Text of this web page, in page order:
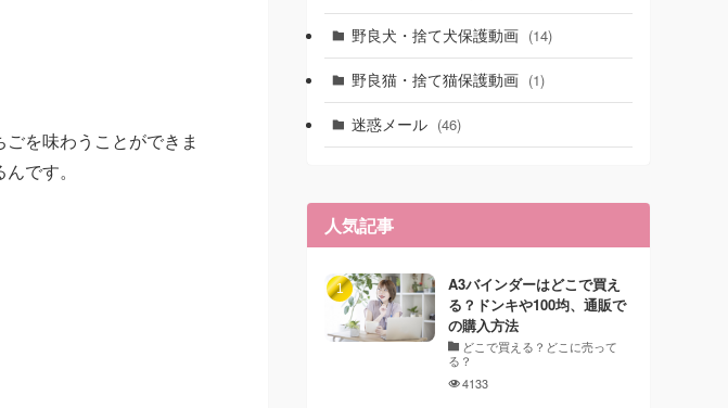
を味わうことができま
です。
野良犬・捨て犬保護動画 (14)
野良猫・捨て猫保護動画 (1)
迷惑メール (46)
人気記事
A3バインダーはどこで買え
る？ドンキや100均、通販で
の購入方法
どこで買える？どこに売って
る？
4133